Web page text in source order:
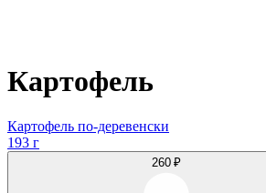
Картофель
Картофель по-деревенски
193 г
260 ₽